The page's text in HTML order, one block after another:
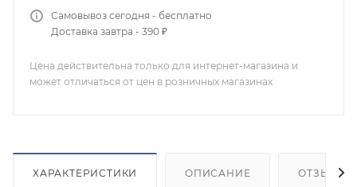
Самовывоз сегодня - бесплатно
Доставка завтра - 390 ₽
Цена действительна только для интернет-магазина и
может отличаться от цен в розничных магазинах
ХАРАКТЕРИСТИКИ ОПИСАНИЕ ОТЗЫВЫ